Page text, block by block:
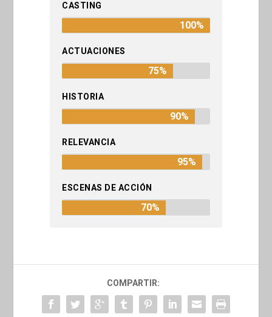
CASTING
100%
ACTUACIONES
75%
HISTORIA
90%
RELEVANCIA
95%
ESCENAS DE ACCIÓN
70%
COMPARTIR: